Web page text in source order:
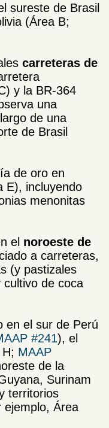
sureste de Brasil
(Área B;
carreteras de
y la BR-364
una
de una
de Brasil
de oro en
E), incluyendo
menonitas
el noroeste de
a carreteras,
(y pastizales
cultivo de coca
en el sur de Perú
#241), el
MAAP
de la
Surinam
territorios
ejemplo, Área